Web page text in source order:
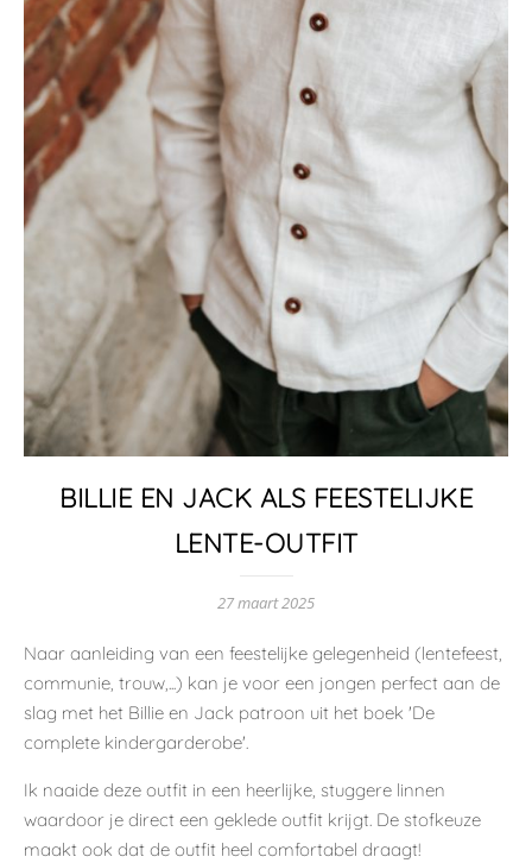
BILLIE EN JACK ALS FEESTELIJKE
LENTE-OUTFIT
27 maart 2025
Naar aanleiding van een feestelijke gelegenheid (lentefeest,
communie, trouw,...) kan je voor een jongen perfect aan de
slag met het Billie en Jack patroon uit het boek 'De
complete kindergarderobe'.
Ik naaide deze outfit in een heerlijke, stuggere linnen
waardoor je direct een geklede outfit krijgt. De stofkeuze
maakt ook dat de outfit heel comfortabel draagt!